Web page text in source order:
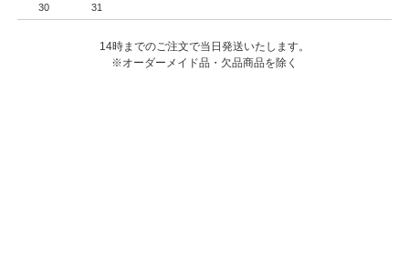
30 31
14時までのご注文で当日発送いたします。
※オーダーメイド品・欠品商品を除く